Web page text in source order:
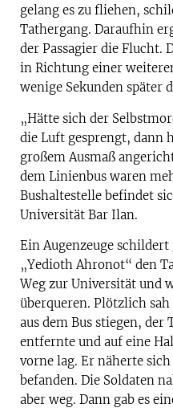
gelang es zu fliehen,
Tathergang. Daraufhin
der Passagier die Flucht.
in Richtung einer
wenige Sekunden später
„Hätte sich der
die Luft gesprengt, dann
großem Ausmaß
dem Linienbus waren
Bushaltestelle befindet
Universität Bar Ilan.
Ein Augenzeuge
„Yedioth Ahronot“ den
Weg zur Universität und
überqueren. Plötzlich
aus dem Bus stiegen, der
entfernte und auf eine
vorne lag. Er näherte
befanden. Die Soldaten
aber weg. Dann gab es